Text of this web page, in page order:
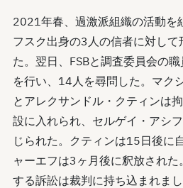
2021年春、過激派組織の活動を
フスク出身の3人の信者に対し
た。翌日、FSBと調査委員会の
を行い、14人を尋問した。マク
とアレクサンドル・クティンは
設に入れられ、セルゲイ・アシ
じられた。クティンは15日後に
ャーエフは3ヶ月後に釈放され
する訴訟は裁判に持ち込まれま